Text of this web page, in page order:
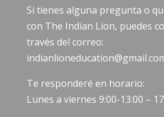
Si tienes alguna pregunta o
con The Indian Lion, puedes
través del correo:
Te responderé en horario:
Lunes a viernes 9:00-13:00 –